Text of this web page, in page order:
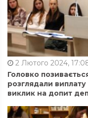
2 Лютого 2024,
Головко
розглядали
виклик на допит